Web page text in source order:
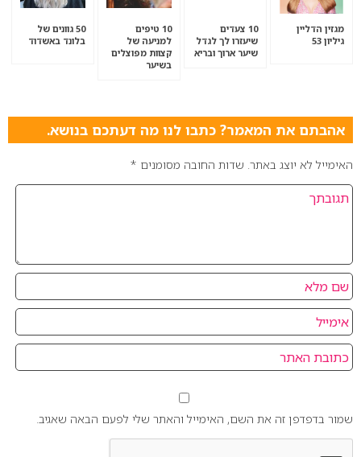
מגזין הדליין
גיליון 53
10 צעדים
שיעזרו לך לגדל
שיער ארוך ובריא
10 טיפים
למניעה של
קצוות מפוצלים
בשיער
50 גוונים של
בלונד באשדוד
אהבתם את המאמר? כתבו לנו מה דעתכם בנושא.
האימייל לא יוצג באתר. שדות החובה מסומנים *
שמור בדפדפן זה את השם, האימייל והאתר שלי לפעם הבאה שאגיב.